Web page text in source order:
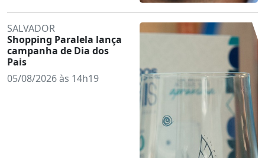
SALVADOR
Shopping Paralela lança
campanha de Dia dos
Pais
05/08/2026 às 14h19